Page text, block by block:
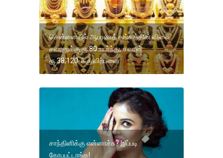
சென்னையில் ஆபரணத் தங்கத்தின் விலை
சவரனுக்கு ரூ.80 உயர்ந்து, சவரன்
ரூ.38,120-க்கு விற்பனை
சாந்தினிக்கு என்னாச்சு? இப்படி
கோபபட்டாங்க!